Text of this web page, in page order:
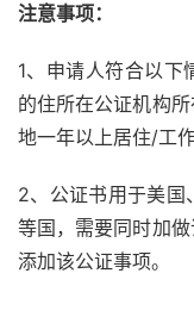
注意事项：
1、申请人符合以下
的住所在公证机构
地一年以上居住/工作
2、公证书用于美国
等国，需要同时加
添加该公证事项。